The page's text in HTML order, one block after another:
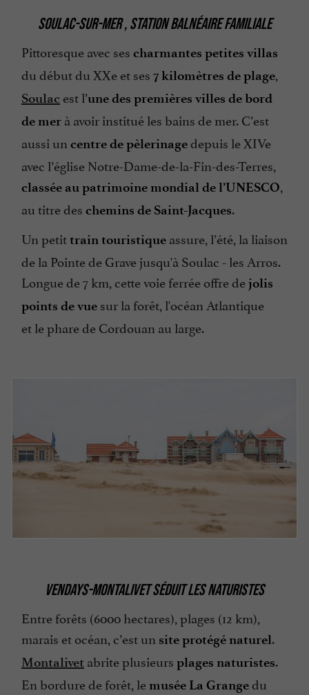
SOULAC-SUR-MER , STATION BALNÉAIRE FAMILIALE
Pittoresque avec ses charmantes petites villas
du début du XXe et ses 7 kilomètres de plage
Soulac est l’une des premières villes de bord
de mer à avoir institué les bains de mer. C’est
aussi un centre de pèlerinagedepuis le XIVe
avec l’église Notre-Dame-de-la-Fin-des-Terres,
classée au patrimoine mondial de l’UNESCO
au titre des chemins de Saint-Jacques.
Un petittrain touristique assure, l’été, la liaison
de la Pointe de Grave jusqu'à Soulac - les Arros.
Longue de 7 km, cette voie ferrée offre dejolis
points de vue sur la forêt, l'océan Atlantique
et le phare de Cordouan au large.
VENDAYS-MONTALIVET SÉDUIT LES NATURISTES
Entre forêts (6000 hectares), plages (12 km),
marais et océan, c’est un site protégé naturel.
Montalivet abrite plusieurs plages naturistes.
En bordure de forêt, le musée La Grangedu